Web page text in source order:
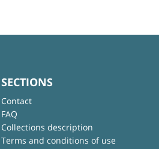
SECTIONS
Contact
FAQ
Collections description
Terms and conditions of use